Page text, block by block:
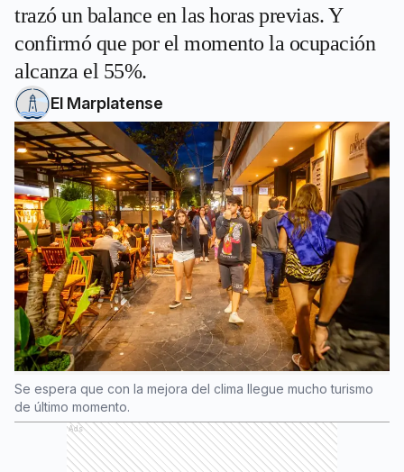
trazó un balance en las horas previas. Y
confirmó que por el momento la ocupación
alcanza el 55%.
El Marplatense
Se espera que con la mejora del clima llegue mucho turismo
de último momento.
Ads